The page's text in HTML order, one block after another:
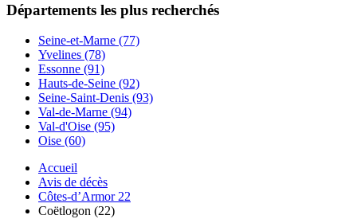
Départements les plus recherchés
Seine-et-Marne (77)
Yvelines (78)
Essonne (91)
Hauts-de-Seine (92)
Seine-Saint-Denis (93)
Val-de-Marne (94)
Val-d'Oise (95)
Oise (60)
Accueil
Avis de décès
Côtes-d’Armor 22
Coëtlogon (22)